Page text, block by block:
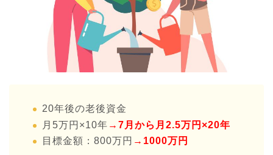
20年後の老後資金
月5万円×10年 →7月から月2.5万円×20年
目標金額：800万円 →1000万円